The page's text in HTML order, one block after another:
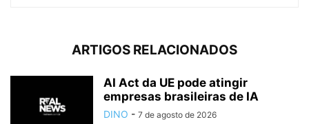
ARTIGOS RELACIONADOS
AI Act da UE pode atingir
empresas brasileiras de IA
DINO - 7 de agosto de 2026